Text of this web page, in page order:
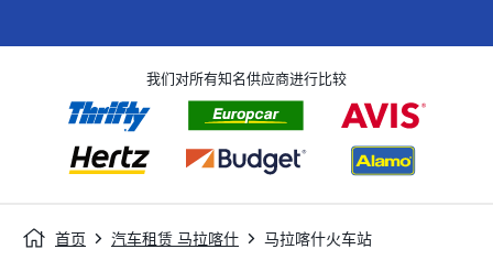
我们对所有知名供应商进行比较
首页 汽车租赁 马拉喀什 马拉喀什火车站